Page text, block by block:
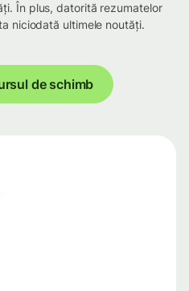
În plus, datorită rezumatelor
niciodată ultimele noutăți.
de schimb